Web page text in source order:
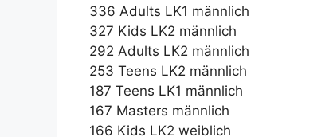
336 Adults LK1 männlich
327 Kids LK2 männlich
292 Adults LK2 männlich
253 Teens LK2 männlich
187 Teens LK1 männlich
167 Masters männlich
166 Kids LK2 weiblich